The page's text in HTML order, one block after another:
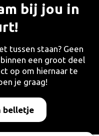
bij jou in
tussen staan? Geen
een groot deel
op om hiernaar te
je graag!
belletje